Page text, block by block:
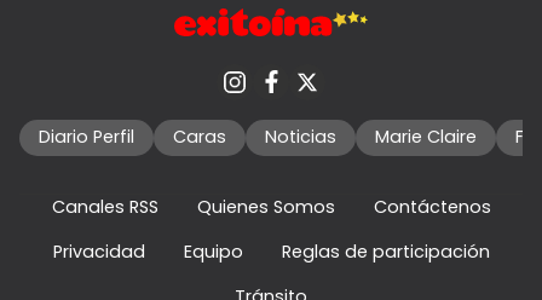
Diario Perfil Caras Noticias Marie Claire
Canales RSS Quienes Somos
Contáctenos
Privacidad
Equipo
Reglas de participación